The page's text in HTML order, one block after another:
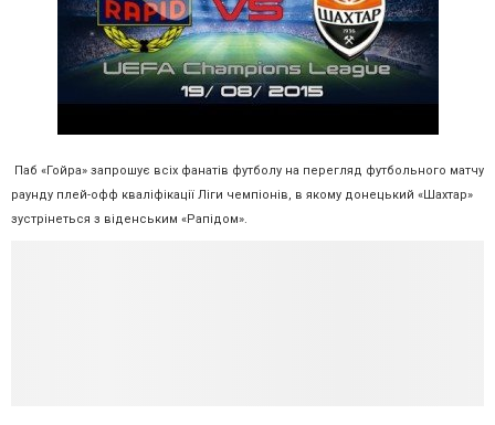
Паб «Гойра» запрошує всіх фанатів футболу на перегляд футбольного матчу
раунду плей-офф кваліфікації Ліги чемпіонів, в якому донецький «Шахтар»
зустрінеться з віденським «Рапідом».